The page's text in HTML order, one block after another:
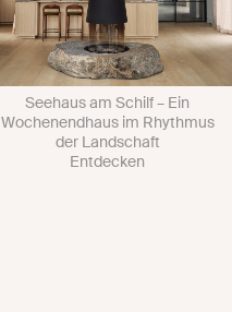
Seehaus am Schilf – Ein
Wochenendhaus im Rhythmus
der Landschaft
Entdecken